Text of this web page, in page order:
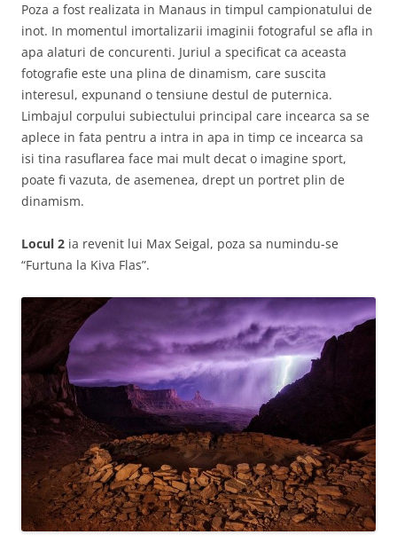
Poza a fost realizata in Manaus in timpul campionatului de
inot. In momentul imortalizarii imaginii fotograful se afla in
apa alaturi de concurenti. Juriul a specificat ca aceasta
fotografie este una plina de dinamism, care suscita
interesul, expunand o tensiune destul de puternica.
Limbajul corpului subiectului principal care incearca sa se
aplece in fata pentru a intra in apa in timp ce incearca sa
isi tina rasuflarea face mai mult decat o imagine sport,
poate fi vazuta, de asemenea, drept un portret plin de
dinamism.
Locul 2 ia revenit lui Max Seigal, poza sa numindu-se
“Furtuna la Kiva Flas”.